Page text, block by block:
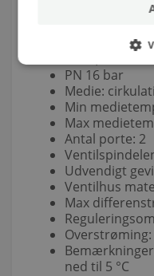
PN 16 bar
Medie:
Min
Max
Antal porte: 2
Udvendigt
Ventilhus
Max
Overstrøming:
ned til 5 °C